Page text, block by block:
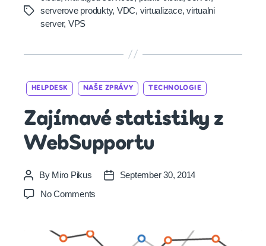
Tagsserverove produkty, VDC, virtualizace,virtualni
server, VPS
Categories
HELPDESK NAŠE ZPRÁVY TECHNOLOGIE
Zajímavé statistiky z
WebSupportu
Post
author
By Miro Pikus
PostSeptember 30, 2014
No Comments